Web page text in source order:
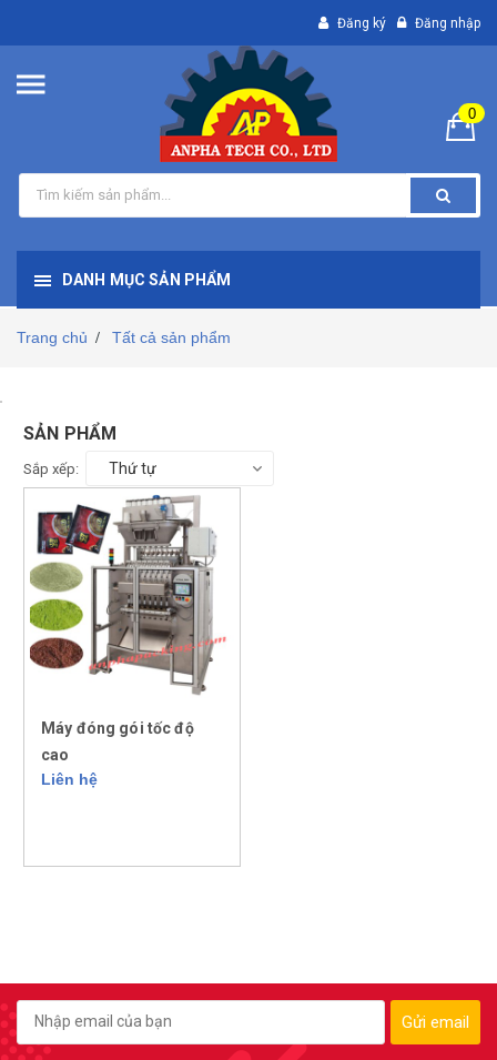
Đăng ký Đăng nhập
0
DANH MỤC SẢN PHẨM
Trang chủ / Tất cả sản phẩm
SẢN PHẨM
Sắp xếp: Thứ tự
Máy đóng gói tốc độ
cao
Liên hệ
Gửi email